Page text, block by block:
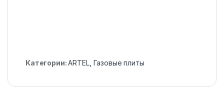
Категории:ARTEL, Газовые плиты